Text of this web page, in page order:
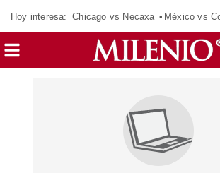
Hoy interesa: Chicago vs Necaxa México vs